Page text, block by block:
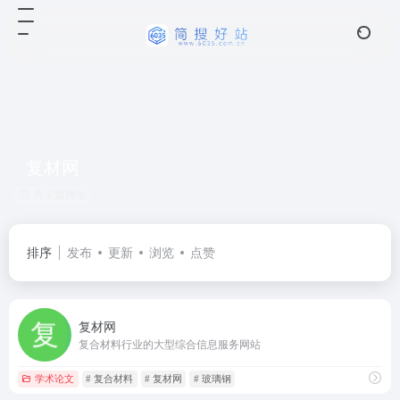
排序 发布 更新 浏览 点赞
复材网
复合材料行业的大型综合信息服务网站
学术论文 # 复合材料 # 复材网 # 玻璃钢